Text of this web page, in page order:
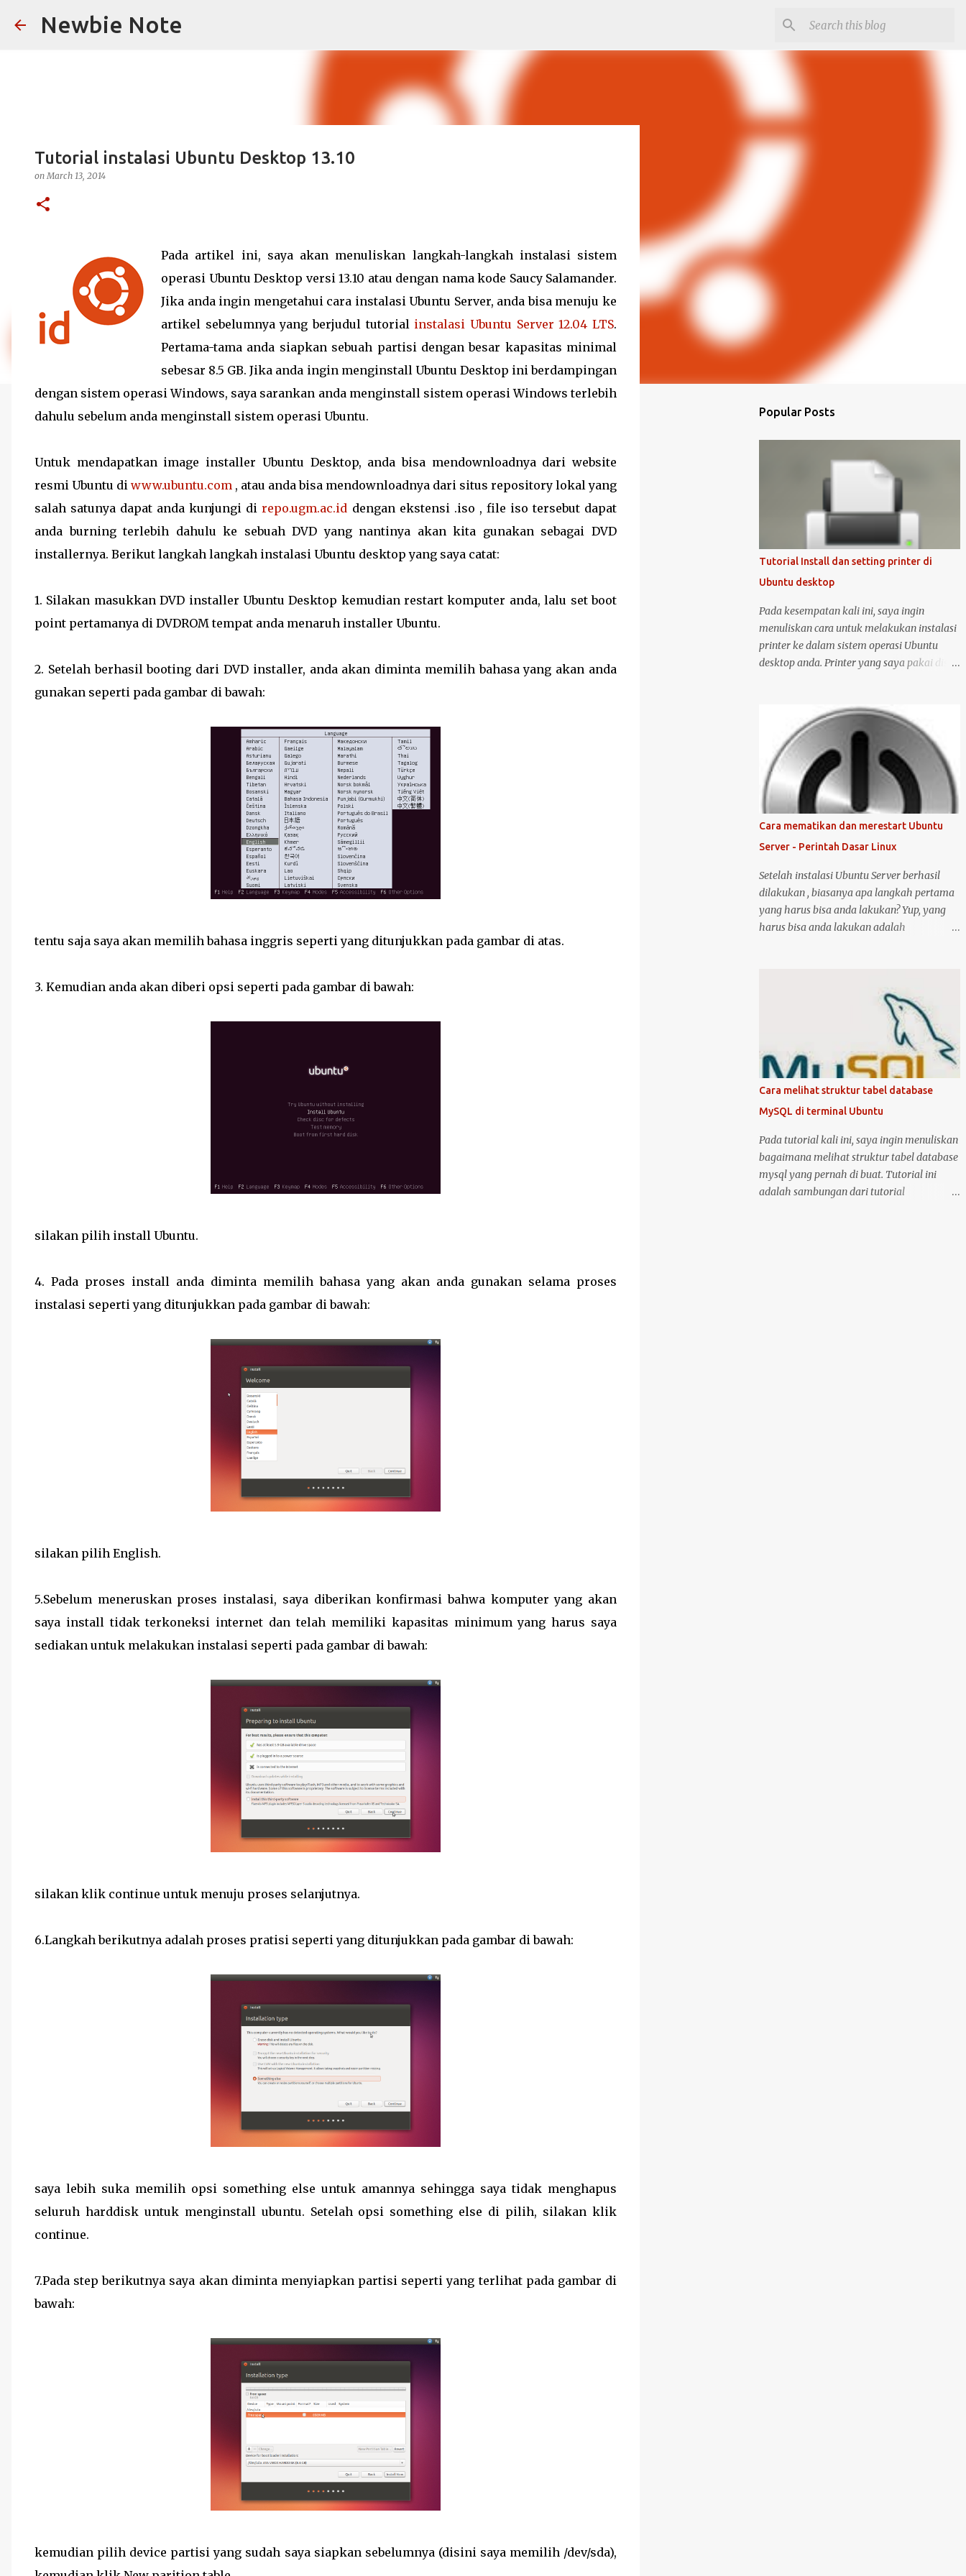
Newbie Note
Tutorial instalasi Ubuntu Desktop 13.10
onMarch 13, 2014
Pada artikel ini, saya akan menuliskan langkah-langkah instalasi sistem
operasi Ubuntu Desktop versi 13.10 atau dengan nama kode Saucy Salamander.
Jika anda ingin mengetahui cara instalasi Ubuntu Server, anda bisa menuju ke
artikel sebelumnya yang berjudul tutorial instalasi Ubuntu Server 12.04 LTS.
Pertama-tama anda siapkan sebuah partisi dengan besar kapasitas minimal
sebesar 8.5 GB. Jika anda ingin menginstall Ubuntu Desktop ini berdampingan
dengan sistem operasi Windows, saya sarankan anda menginstall sistem operasi Windows terlebih
dahulu sebelum anda menginstall sistem operasi Ubuntu.
Untuk mendapatkan image installer Ubuntu Desktop, anda bisa mendownloadnya dari website
resmi Ubuntu di www.ubuntu.com , atau anda bisa mendownloadnya dari situs repository lokal yang
salah satunya dapat anda kunjungi direpo.ugm.ac.id dengan ekstensi .iso , file iso tersebut dapat
anda burning terlebih dahulu ke sebuah DVD yang nantinya akan kita gunakan sebagai DVD
installernya. Berikut langkah langkah instalasi Ubuntu desktop yang saya catat:
1. Silakan masukkan DVD installer Ubuntu Desktop kemudian restart komputer anda, lalu set boot
point pertamanya di DVDROM tempat anda menaruh installer Ubuntu.
2. Setelah berhasil booting dari DVD installer, anda akan diminta memilih bahasa yang akan anda
gunakan seperti pada gambar di bawah:
tentu saja saya akan memilih bahasa inggris seperti yang ditunjukkan pada gambar di atas.
3. Kemudian anda akan diberi opsi seperti pada gambar di bawah:
silakan pilih install Ubuntu.
4. Pada proses install anda diminta memilih bahasa yang akan anda gunakan selama proses
instalasi seperti yang ditunjukkan pada gambar di bawah:
silakan pilih English.
5.Sebelum meneruskan proses instalasi, saya diberikan konfirmasi bahwa komputer yang akan
saya install tidak terkoneksi internet dan telah memiliki kapasitas minimum yang harus saya
sediakan untuk melakukan instalasi seperti pada gambar di bawah:
silakan klik continue untuk menuju proses selanjutnya.
6.Langkah berikutnya adalah proses pratisi seperti yang ditunjukkan pada gambar di bawah:
saya lebih suka memilih opsi something else untuk amannya sehingga saya tidak menghapus
seluruh harddisk untuk menginstall ubuntu. Setelah opsi something else di pilih, silakan klik
continue.
7.Pada step berikutnya saya akan diminta menyiapkan partisi seperti yang terlihat pada gambar di
bawah:
kemudian pilih device partisi yang sudah saya siapkan sebelumnya (disini saya memilih /dev/sda),
Popular Posts
Tutorial Install dan setting printer di
Ubuntu desktop
Pada kesempatan kali ini, saya ingin
menuliskan cara untuk melakukan instalasi
printer ke dalam sistem operasi Ubuntu
desktop anda. Printer yang saya pakai disini
karena promosi ya :-P, tetapi karena merk
ini sudah terkenal mendukung dan
menyediakan drivernya untuk sistem
operasi open source seperti Ubuntu .
Langsung saja saya mulai langkah-langkah
untuk instalasi printer HP 1515 di Ubuntu
desktop . Cara ini bisa juga digunakan untuk
bisa menjamin ketersediaan driver untuk
sistem operasi Linux ( Ubuntu ). Oh iya,
saran saya, saat melakukan instalasi dan
setting printer, lebih baik komputer Ubuntu
anda terkoneksi dengan internet, berikut
logo unity di pojok kiri atas, kemudian ketik
printer, untuk masuk ke menu setting pr...
Cara mematikan dan merestart Ubuntu
Server - Perintah Dasar Linux
Setelah instalasi Ubuntu Server berhasil
dilakukan , biasanya apa langkah pertama
yang harus bisa anda lakukan? Yup, yang
harus bisa anda lakukan adalah
masuk sebagai user root atau user biasa
yang memiliki hak akses administrator.
Kenapa? karena perintah yang akan anda
jalankan memerlukan hak akses tersebut.
Ketika anda menggunakan Ubuntu Desktop,
anda dapat menggunakan mouse untuk
antarmuka yang telah disediakan. Lalu
bagaimana jika anda menggunakan Ubuntu
Server? yang notabene anda tidak dapat
menggunakan antarmuka karena hanya
disediakan console atau terminal. Ada
Cara melihat struktur tabel database
MySQL di terminal Ubuntu
Pada tutorial kali ini, saya ingin menuliskan
bagaimana melihat struktur tabel database
mysql yang pernah di buat. Tutorial ini
adalah sambungan dari tutorial